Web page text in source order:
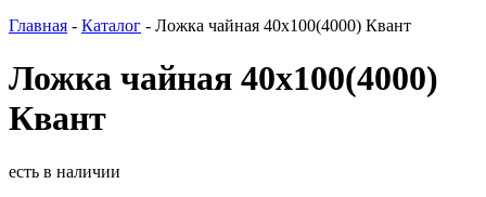
Главная - Каталог - Ложка чайная 40х100(4000) Квант
Ложка чайная 40х100(4000)
Квант
есть в наличии